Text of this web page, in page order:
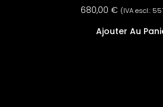
680,00 € (IVA escl.:
Ajouter Au